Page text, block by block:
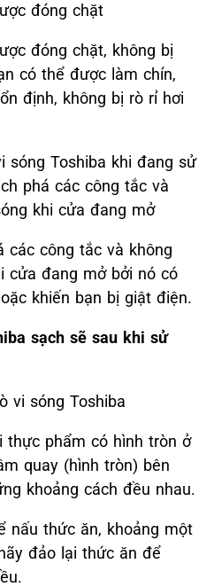
đóng chặt
đóng chặt, không bị
có thể được làm chín,
định, không bị rò rỉ hơi
sóng Toshiba khi đang sử
phá các công tắc và
khi cửa đang mở
các công tắc và không
cửa đang mở bởi nó có
khiến bạn bị giật điện.
sạch sẽ sau khi sử
vi sóng Toshiba
thực phẩm có hình tròn ở
quay (hình tròn) bên
khoảng cách đều nhau.
nấu thức ăn, khoảng một
đảo lại thức ăn để